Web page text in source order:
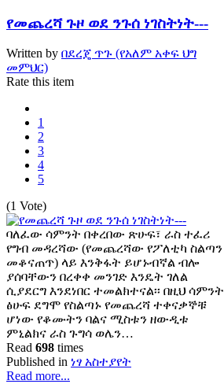
የመጨረሻ ጉዞ ወደ ንጉሰ ነገስትነት---
Written by በደረጄ ጥጉ (የአለም አቀፍ ህግ
መምህር)
Rate this item
1
2
3
4
5
(1 Vote)
ባለፈው ሳምንት በቀረበው ጽሁፍ፣ ራስ ተፈሪ
የግብ መዳረሻው (የመጨረሻው የፖለቲካ ስልጣን
መቆናጠጥ) ላይ እንቅፋት ይሆኑብኛል ብሎ
ያሰባቸውን በረቀቀ መንገድ እንዴት ገለል
ሲያደርግ እንደነበር ተመልክተናል፡፡ በዚህ ሳምንት
ፅሁፍ ደግሞ የስልጣኑ የመጨረሻ ተቀናቃኞቹ
ሆነው የቆሙትን ባልና ሚስቱን ዘውዲቱ
ምኒልክና ራስ ጉግሳ ወሌን…
Read 698 times
Published in ነፃ አስተያየት
Read more...